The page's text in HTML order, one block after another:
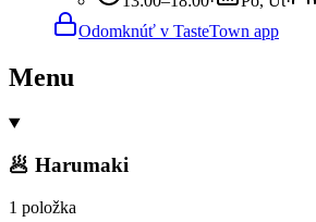
Odomknúť v TasteTown app
Menu
🥟 Harumaki
1 položka